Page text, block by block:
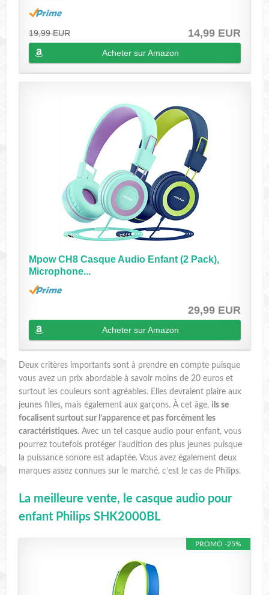
19,99 EUR 14,99 EUR
Acheter sur Amazon
Mpow CH8 Casque Audio Enfant (2 Pack),
Microphone...
29,99 EUR
Acheter sur Amazon
Deux critères importants sont à prendre en compte puisque
vous avez un prix abordable à savoir moins de 20 euros et
surtout les couleurs sont agréables. Elles devraient plaire aux
jeunes filles, mais également aux garçons. À cet âge, ils se
focalisent surtout sur l’apparence et pas forcément les
caractéristiques. Avec un tel casque audio pour enfant, vous
pourrez toutefois protéger l’audition des plus jeunes puisque
la puissance sonore est adaptée. Vous avez également deux
marques assez connues sur le marché, c’est le cas de Philips.
La meilleure vente, le casque audio pour
enfant Philips SHK2000BL
PROMO -25%